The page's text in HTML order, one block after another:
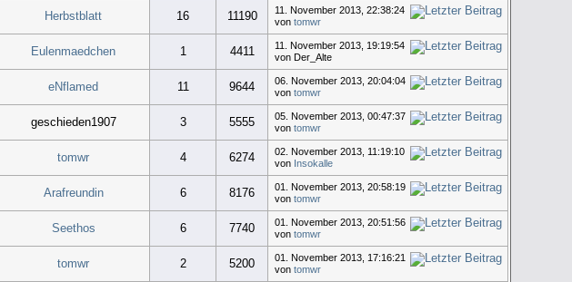
Herbstblatt 16 11190
11. November 2013, 22:38:24
von tomwr
Eulenmaedchen 1 4411
11. November 2013, 19:19:54
von Der_Alte
eNflamed 11 9644
06. November 2013, 20:04:04
von tomwr
geschieden1907 3 5555
05. November 2013, 00:47:37
von tomwr
tomwr 4 6274
02. November 2013, 11:19:10
von Insokalle
Arafreundin 6 8176
01. November 2013, 20:58:19
von tomwr
Seethos 6 7740
01. November 2013, 20:51:56
von tomwr
tomwr 2 5200
01. November 2013, 17:16:21
von tomwr